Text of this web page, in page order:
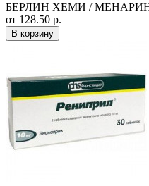
БЕРЛИН ХЕМИ /
от 128.50 р.
В корзину